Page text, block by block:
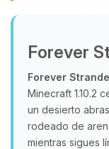
Forever
Forever
Minecraft 1.10.2
un desierto
rodeado de
mientras sigues
09/08/